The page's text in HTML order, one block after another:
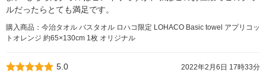
ルだったらとても満足です。
購入商品：今治タオル バスタオル ロハコ限定 LOHACO Basic towel アプリコッ
トオレンジ 約65×130cm 1枚 オリジナル
5.0
2022年2月6日 17時33分